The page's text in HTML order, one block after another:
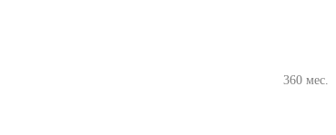
360 мес.